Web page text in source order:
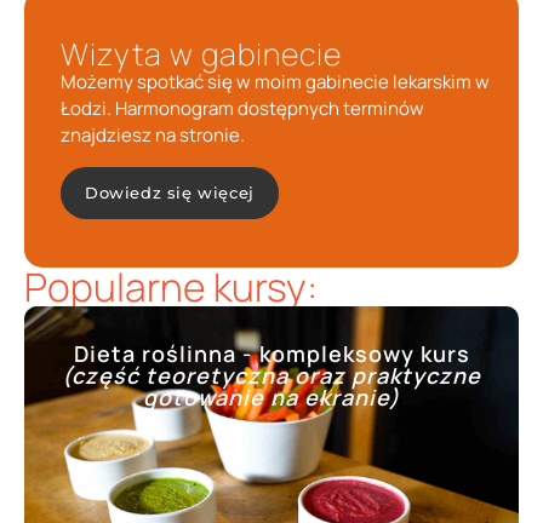
Wizyta w gabinecie
Możemy spotkać się w moim gabinecie lekarskim w
Łodzi. Harmonogram dostępnych terminów
znajdziesz na stronie.
Dowiedz się więcej
Popularne kursy:
Dieta roślinna - kompleksowy kurs
(część teoretyczna oraz praktyczne
gotowanie na ekranie)